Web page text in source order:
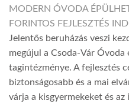
MODERN ÓVODA
FORINTOS FEJLESZTÉS
Jelentős beruházás veszi
megújul a Csoda-Vár Óvoda
tagintézménye. A fejlesztés
biztonságosabb és a mai
várja a kisgyermekeket és